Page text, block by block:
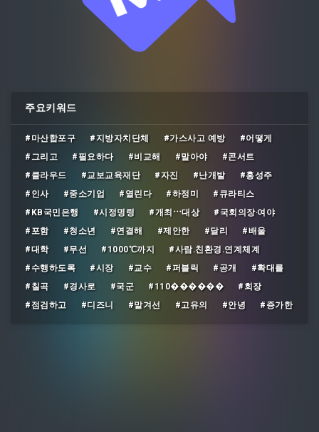
주요키워드
#마산합포구 #지방자치단체 #가스사고 예방
#어떻게
#그리고
#필요하다 #비교해 #말아야
#콘서트
#클라우드
#교보교육재단 #자진 #난개발
#홍성주
#인사
#중소기업 #열린다 #하정미
#큐라티스
#KB국민은행
#시정명령 #개최⋯대상
#국회의장‧여야
#포함
#청소년 #연결해 #제안한 #달리
#배울
#대학
#무선 #1000℃까지
#사람․친환경․연계체계
#수행하도록
#시장 #교수 #퍼블릭 #공개
#확대를
#칠곡
#경사로 #국군 #110������
#회장
#점검하고
#디즈니 #맡겨선 #고유의 #안녕 #증가한